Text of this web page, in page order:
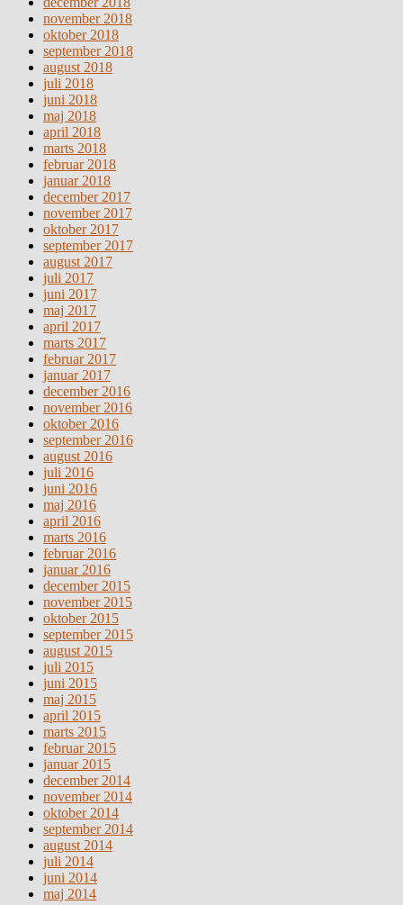
november 2018
oktober 2018
september 2018
august 2018
juli 2018
juni 2018
maj 2018
april 2018
marts 2018
februar 2018
januar 2018
december 2017
november 2017
oktober 2017
september 2017
august 2017
juli 2017
juni 2017
maj 2017
april 2017
marts 2017
februar 2017
januar 2017
december 2016
november 2016
oktober 2016
september 2016
august 2016
juli 2016
juni 2016
maj 2016
april 2016
marts 2016
februar 2016
januar 2016
december 2015
november 2015
oktober 2015
september 2015
august 2015
juli 2015
juni 2015
maj 2015
april 2015
marts 2015
februar 2015
januar 2015
december 2014
november 2014
oktober 2014
september 2014
august 2014
juli 2014
juni 2014
maj 2014